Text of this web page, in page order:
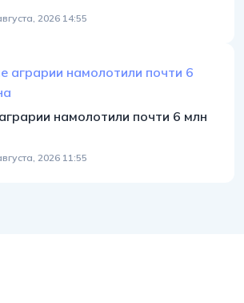
2026 14:55
намолотили почти 6 млн
2026 11:55